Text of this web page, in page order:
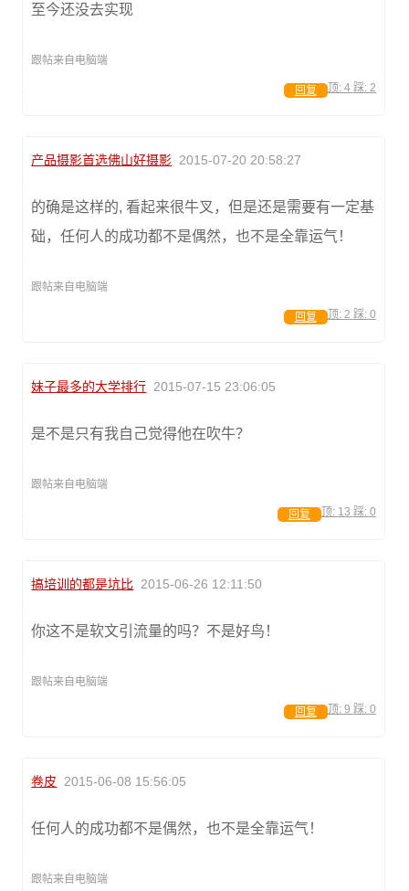
至今还没去实现
跟帖来自电脑端
顶: 4 踩: 2
回复
产品摄影首选佛山好摄影 2015-07-20 20:58:27
的确是这样的, 看起来很牛叉，但是还是需要有一定基
础，任何人的成功都不是偶然，也不是全靠运气！
跟帖来自电脑端
顶: 2 踩: 0
回复
妹子最多的大学排行 2015-07-15 23:06:05
是不是只有我自己觉得他在吹牛？
跟帖来自电脑端
顶: 13 踩: 0
回复
搞培训的都是坑比 2015-06-26 12:11:50
你这不是软文引流量的吗？不是好鸟！
跟帖来自电脑端
顶: 9 踩: 0
回复
卷皮 2015-06-08 15:56:05
任何人的成功都不是偶然，也不是全靠运气！
跟帖来自电脑端